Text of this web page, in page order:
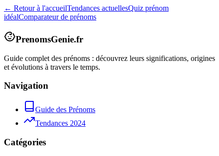
← Retour à l'accueilTendances actuellesQuiz prénom
idéalComparateur de prénoms
PrenomsGenie.fr
Guide complet des prénoms : découvrez leurs significations, origines
et évolutions à travers le temps.
Navigation
Guide des Prénoms
Tendances 2024
Catégories